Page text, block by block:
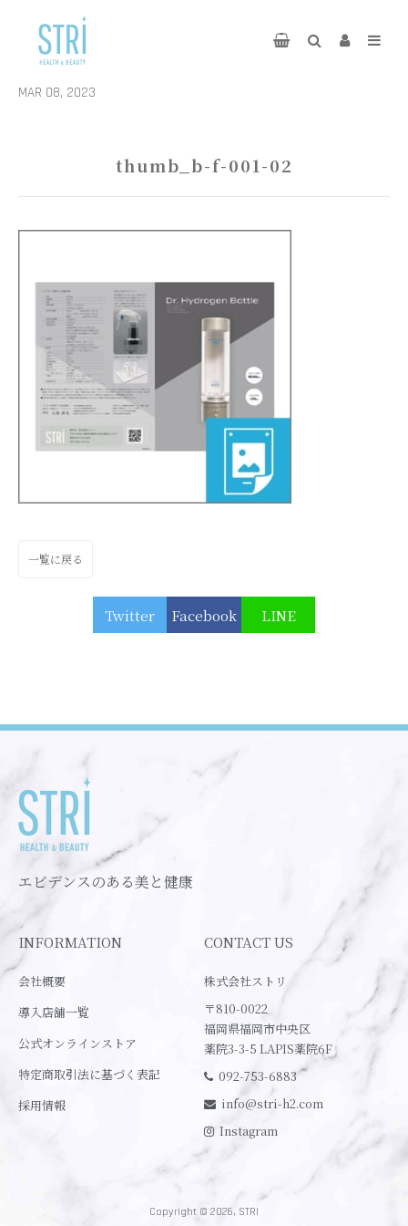
MAR 08, 2023
thumb_b-f-001-02
一覧に戻る
Twitter Facebook LINE
エビデンスのある美と健康
INFORMATION
会社概要
導入店舗一覧
公式オンラインストア
特定商取引法に基づく表記
採用情報
CONTACT US
株式会社ストリ
〒810-0022
福岡県福岡市中央区
薬院3-3-5 LAPIS薬院6F
092-753-6883
info@stri-h2.com
Instagram
Copyright © 2026, STRI